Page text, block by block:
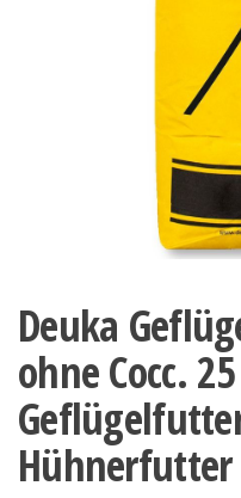
Deuka
ohne Cocc.
Hühnerfutter